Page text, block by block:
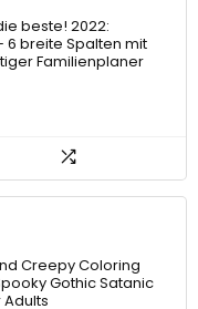
beste! 2022:
6 breite Spalten mit
Familienplaner
Creepy Coloring
Gothic Satanic